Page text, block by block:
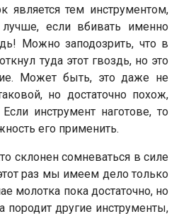
является тем инструментом,
если вбивать именно
Можно заподозрить, что в
туда этот гвоздь, но это
Может быть, это даже не
но достаточно похож,
инструмент наготове, то
его применить.
склонен сомневаться в силе
раз мы имеем дело только
молотка пока достаточно, но
породит другие инструменты,